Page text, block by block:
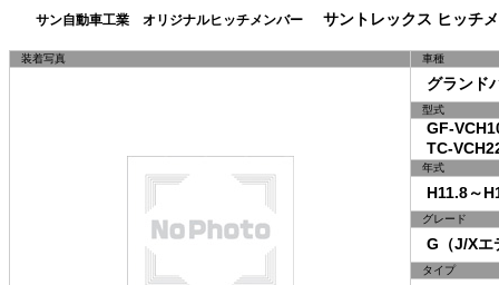
サン自動車工業 オリジナルヒッチメンバー サントレックス ヒッチ
装着写真 車種
グランド
型式
GF-
TC-
年式
H11.8～
グレード
G（J/Xエ
タイプ